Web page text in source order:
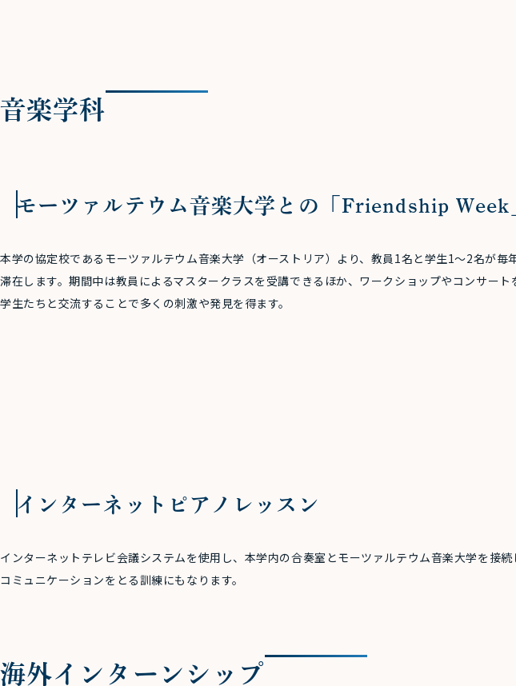
音楽学科
モーツァルテウム音楽大学との「Friendship Week
本学の協定校であるモーツァルテウム音楽大学（オーストリア）より、教員1名と学生1～2名が毎
滞在します。期間中は教員によるマスタークラスを受講できるほか、ワークショップやコンサート
学生たちと交流することで多くの刺激や発見を得ます。
インターネットピアノレッスン
インターネットテレビ会議システムを使用し、本学内の合奏室とモーツァルテウム音楽大学を接
コミュニケーションをとる訓練にもなります。
海外インターンシップ